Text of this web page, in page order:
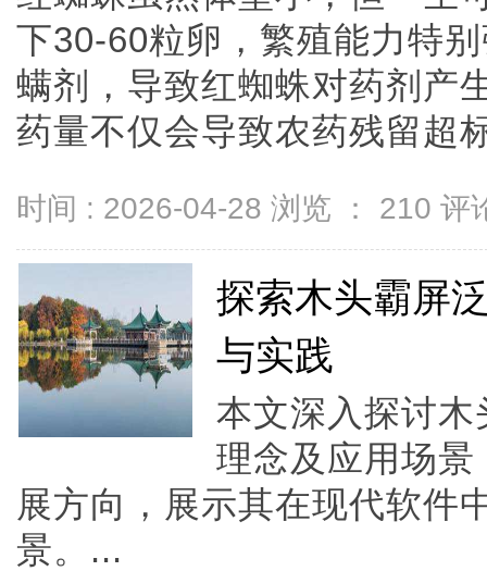
下30-60粒卵，繁殖能力特
螨剂，导致红蜘蛛对药剂产
药量不仅会导致农药残留超
时间 : 2026-04-28 浏览 ： 210 评
探索木头霸屏
与实践
本文深入探讨
理念及应用场
展方向，展示其在现代软件
景。...